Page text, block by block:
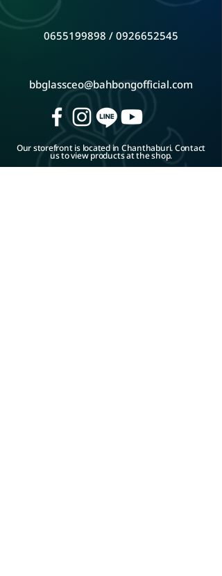
0655199898 /0926652545
bbglassceo@bahbongofficial.com
Our storefront is located in Chanthaburi. Contact
us to view products at the shop.